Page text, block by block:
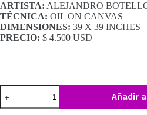
ARTISTA: ALEJANDRO
TÉCNICA: OIL ON CANVAS
DIMENSIONES: 39 X 39 INCHES
PRECIO: $ 4.500 USD
Abstracto
#5
cantidad
Añadir